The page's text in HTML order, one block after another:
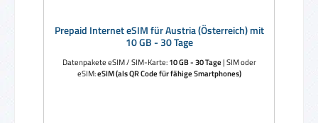
Prepaid Internet eSIM für Austria (Österreich) mit
10 GB - 30 Tage
Datenpakete eSIM / SIM-Karte:10 GB - 30 Tage|SIM oder
eSIM:eSIM (als QR Code für fähige Smartphones)